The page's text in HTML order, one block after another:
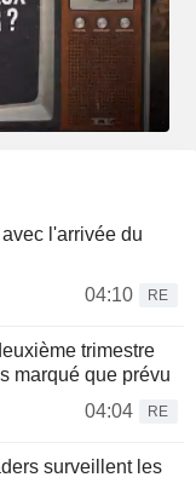
l'arrivée du
04:10
RE
trimestre
marqué que prévu
04:04
RE
surveillent les